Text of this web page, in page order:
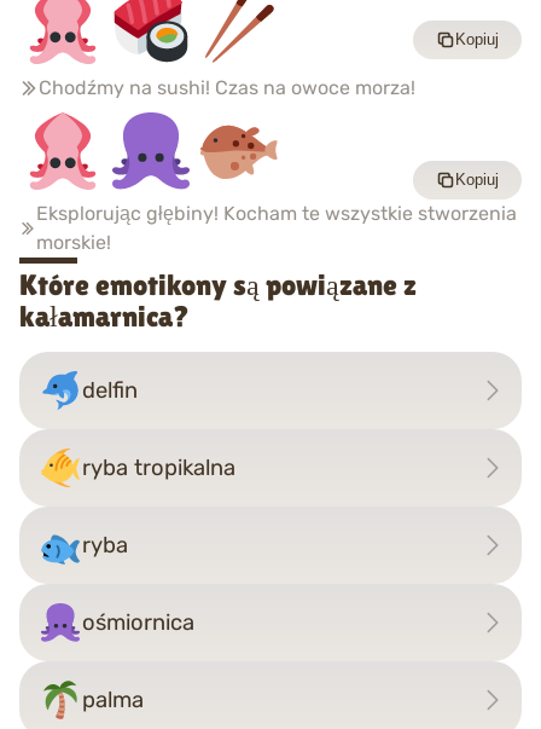
Chodźmy na sushi! Czas na owoce morza!
Kopiuj
Eksplorując głębiny! Kocham te wszystkie stworzenia
morskie!
Kopiuj
Które emotikony są powiązane z
kałamarnica?
delfin
ryba tropikalna
ryba
ośmiornica
palma